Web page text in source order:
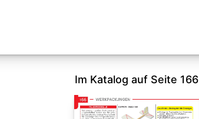
Im Katalog auf Seite 166